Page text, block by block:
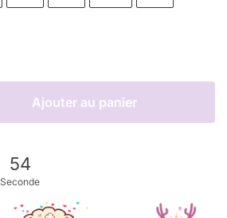
Ajouter au panier
53
Seconde